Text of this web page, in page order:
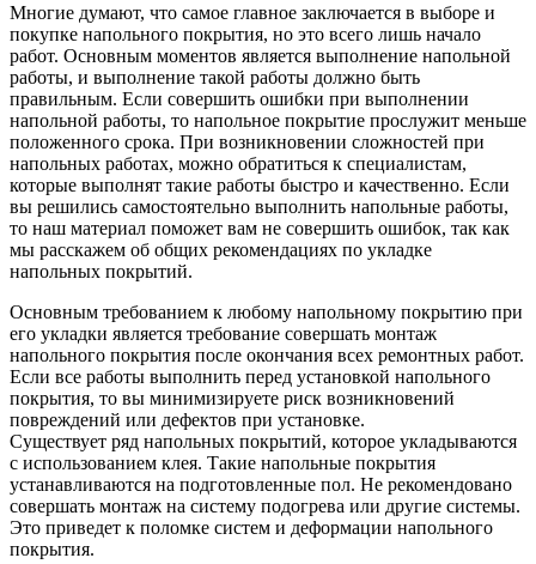
Многие думают, что самое главное заключается в выборе и
покупке напольного покрытия, но это всего лишь начало
работ. Основным моментов является выполнение напольной
работы, и выполнение такой работы должно быть
правильным. Если совершить ошибки при выполнении
напольной работы, то напольное покрытие прослужит меньше
положенного срока. При возникновении сложностей при
напольных работах, можно обратиться к специалистам,
которые выполнят такие работы быстро и качественно. Если
вы решились самостоятельно выполнить напольные работы,
то наш материал поможет вам не совершить ошибок, так как
мы расскажем об общих рекомендациях по укладке
напольных покрытий.
Основным требованием к любому напольному покрытию при
его укладки является требование совершать монтаж
напольного покрытия после окончания всех ремонтных работ.
Если все работы выполнить перед установкой напольного
покрытия, то вы минимизируете риск возникновений
повреждений или дефектов при установке.
Существует ряд напольных покрытий, которое укладываются
с использованием клея. Такие напольные покрытия
устанавливаются на подготовленные пол. Не рекомендовано
совершать монтаж на систему подогрева или другие системы.
Это приведет к поломке систем и деформации напольного
покрытия.